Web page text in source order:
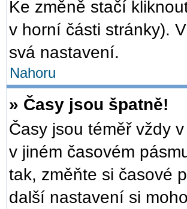
Ke změně stačí
v horní části stránky).
svá nastavení.
Nahoru
» Časy jsou špatně!
Časy jsou téměř vždy
v jiném časovém
tak, změňte si časové
další nastavení si